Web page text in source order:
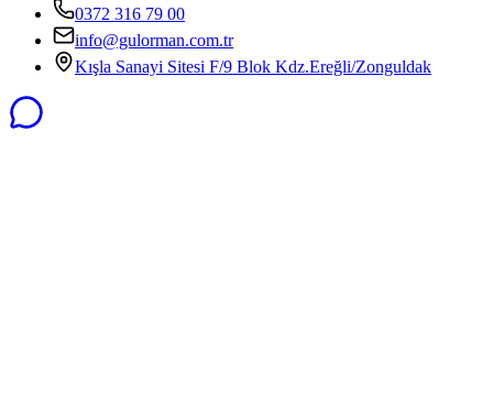
0372 316 79 00
info@gulorman.com.tr
Kışla Sanayi Sitesi F/9 Blok Kdz.Ereğli/Zonguldak